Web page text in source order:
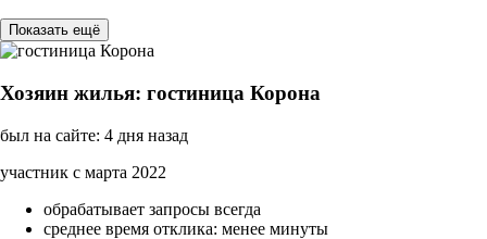
Показать ещё
Хозяин жилья: гостиница Корона
был на сайте: 4 дня назад
участник с марта 2022
обрабатывает запросы всегда
среднее время отклика: менее минуты